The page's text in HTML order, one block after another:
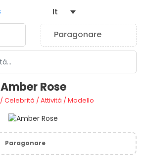
Paragonare
It
Amber Rose
/Celebrità /Attività /Modello
Paragonare